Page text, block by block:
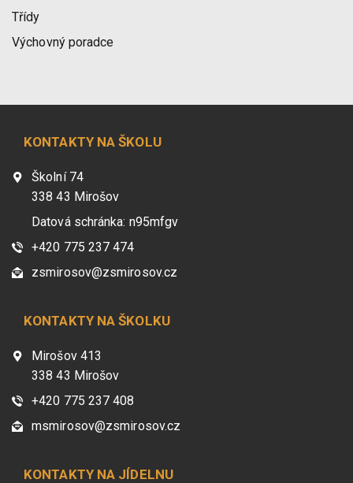
Třídy
Výchovný poradce
KONTAKTY NA ŠKOLU
Školní 74
338 43 Mirošov
Datová schránka: n95mfgv
+420 775 237 474
zsmirosov@zsmirosov.cz
KONTAKTY NA ŠKOLKU
Mirošov 413
338 43 Mirošov
+420 775 237 408
msmirosov@zsmirosov.cz
KONTAKTY NA JÍDELNU